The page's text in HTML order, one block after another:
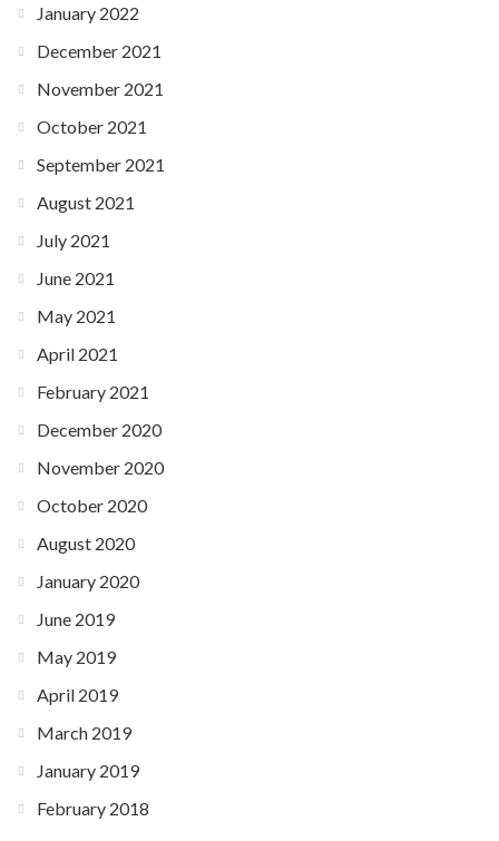
January 2022
December 2021
November 2021
October 2021
September 2021
August 2021
July 2021
June 2021
May 2021
April 2021
February 2021
December 2020
November 2020
October 2020
August 2020
January 2020
June 2019
May 2019
April 2019
March 2019
January 2019
February 2018